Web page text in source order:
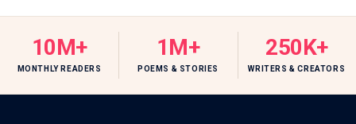
10M+
MONTHLY READERS
1M+
POEMS & STORIES
250K+
WRITERS & CREATORS